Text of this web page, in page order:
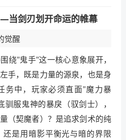
当剑刃划开命运的帷幕
觉醒
绕"鬼手"这一核心意象展开，
手，既是力量的源泉，也是身
务中，玩家必须直面"魔力暴
服鬼神的暴戾（驭剑士），
（契魔者）？是追求剑术的纯
是用暗影平衡光与暗的界限